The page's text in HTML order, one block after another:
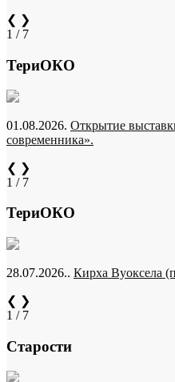
❮ ❯
1 / 7
ТериОКО
01.08.2026. Открытие
современника».
❮ ❯
1 / 7
ТериОКО
28.07.2026.. Кирха Вуоксела
❮ ❯
1 / 7
Старости